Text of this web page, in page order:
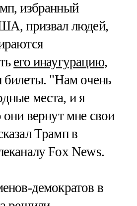
избранный
призвал людей,
его инаугурацию,
билеты. "Нам очень
места, и я
вернут мне свои
Трамп в
Fox News.
демократов в